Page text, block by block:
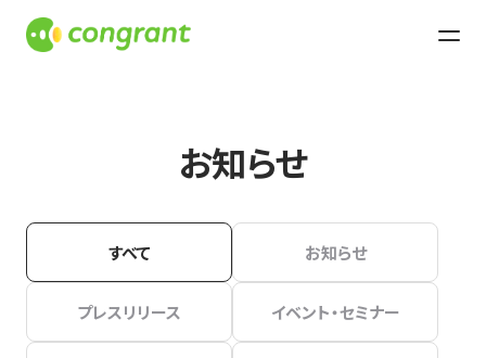
お知らせ
すべて お知らせ
プレスリリース イベント・セミナー